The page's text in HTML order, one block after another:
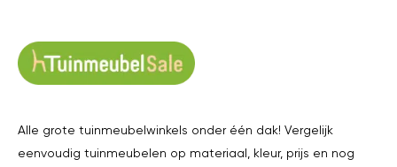
Alle grote tuinmeubelwinkels onder één dak! Vergelijk
eenvoudig tuinmeubelen op materiaal, kleur, prijs en nog